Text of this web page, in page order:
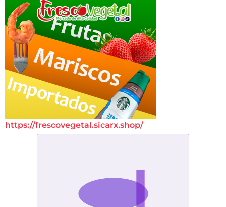
https://frescovegetal.sicarx.shop/